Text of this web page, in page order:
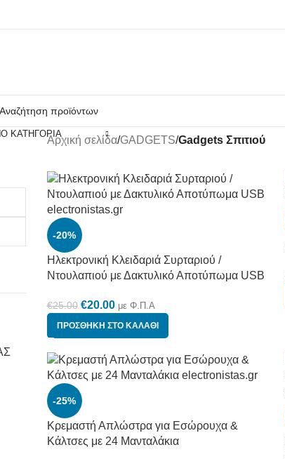
ΚΑΤΗΓΟΡΊΑΑρχική σελίδα/GADGETS/Gadgets Σπιτιού
-20%
Ηλεκτρονική Κλειδαριά Συρταριού /
Ντουλαπιού με Δακτυλικό Αποτύπωμα USB
€25.00 €20.00 με Φ.Π.Α
ΠΡΟΣΘΉΚΗ ΣΤΟ ΚΑΛΆΘΙ
-25%
Κρεμαστή Απλώστρα για Εσώρουχα &
Κάλτσες με 24 Μανταλάκια